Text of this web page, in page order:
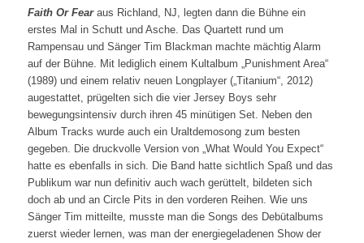
Faith Or Fearaus Richland, NJ, legten dann die Bühne ein
erstes Mal in Schutt und Asche. Das Quartett rund um
Rampensau und Sänger Tim Blackman machte mächtig Alarm
auf der Bühne. Mit lediglich einem Kultalbum „Punishment Area“
(1989) und einem relativ neuen Longplayer („Titanium“, 2012)
augestattet, prügelten sich die vier Jersey Boys sehr
bewegungsintensiv durch ihren 45 minütigen Set. Neben den
Album Tracks wurde auch ein Uraltdemosong zum besten
gegeben. Die druckvolle Version von „What Would You Expect“
hatte es ebenfalls in sich. Die Band hatte sichtlich Spaß und das
Publikum war nun definitiv auch wach gerüttelt, bildeten sich
doch ab und an Circle Pits in den vorderen Reihen. Wie uns
Sänger Tim mitteilte, musste man die Songs des Debütalbums
zuerst wieder lernen, was man der energiegeladenen Show der